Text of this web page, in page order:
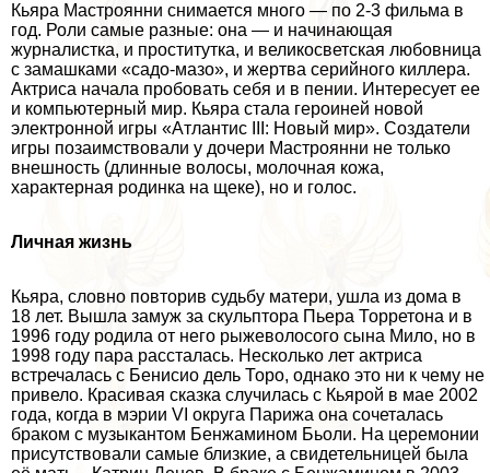
Кьяра Мастроянни снимается много — по 2-3 фильма в
год. Роли самые разные: она — и начинающая
журналистка, и пpocтитутка, и великосветская любовница
с замашками «садо-мaзo», и жертва серийного киллера.
Актриса начала пробовать себя и в пении. Интересует ее
и компьютерный мир. Кьяра стала героиней новой
электронной игры «Атлантис III: Новый мир». Создатели
игры позаимствовали у дочери Мастроянни не только
внешность (длинные волосы, молочная кожа,
хаpaктерная родинка на щеке), но и голос.
Личная жизнь
Кьяра, словно повторив судьбу матери, ушла из дома в
18 лет. Вышла замуж за скульптора Пьера Торретона и в
1996 году родила от него рыжеволосого сына Мило, но в
1998 году пара рассталась. Несколько лет актриса
встречалась с Бенисио дель Торо, однако это ни к чему не
привело. Красивая сказка случилась с Кьярой в мае 2002
года, когда в мэрии VI округа Парижа она сочеталась
бpaком с музыкантом Бенжамином Бьоли. На церемонии
присутствовали самые близкие, а свидетельницей была